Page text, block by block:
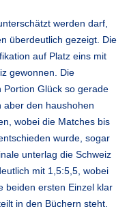
werden darf,
überdeutlich gezeigt. Die
auf Platz eins mit
gewonnen. Die
Portion Glück so gerade
aber den haushohen
wobei die Matches bis
wurde, sogar
unterlag die Schweiz
mit 1,5:5,5, wobei
beiden ersten Einzel klar
in den Büchern steht.